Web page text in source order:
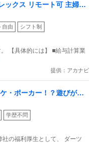
ックス リモート可 主婦活
自由 シフト制
【具体的には】 ■給与計算業
提供：アカナビ
・ポーカー！？遊びが好
学歴不問
の福利厚生として、 ダーツ